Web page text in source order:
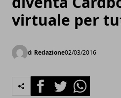
virtuale per
di Redazione02/03/2016
FacebookTwitterWhatsapp